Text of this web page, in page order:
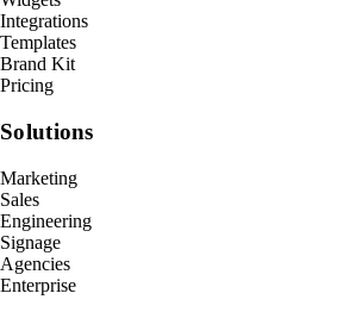
Integrations
Templates
Brand Kit
Pricing
Solutions
Marketing
Sales
Engineering
Signage
Agencies
Enterprise